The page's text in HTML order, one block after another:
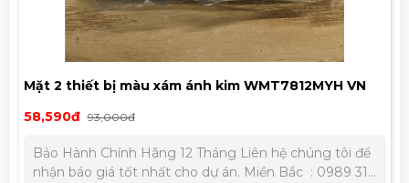
Mặt 2 thiết bị màu xám ánh kim WMT7812MYH VN
58,590đ 93,000đ
Bảo Hành Chính Hãng 12 Tháng Liên hệ chúng tôi để
nhận báo giá tốt nhất cho dự án. Miền Bắc : 0989 310